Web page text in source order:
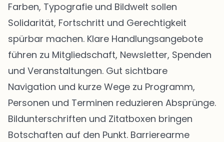
Farben, Typografie und Bildwelt sollen
Solidarität, Fortschritt und Gerechtigkeit
spürbar machen. Klare Handlungsangebote
führen zu Mitgliedschaft, Newsletter, Spenden
und Veranstaltungen. Gut sichtbare
Navigation und kurze Wege zu Programm,
Personen und Terminen reduzieren Absprünge.
Bildunterschriften und Zitatboxen bringen
Botschaften auf den Punkt. Barrierearme